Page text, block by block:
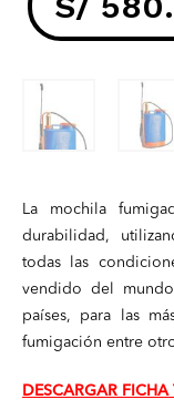
precio
es:
S/
La mochila
durabilidad,
todas las
vendido del
países, para las
fumigación entre
DESCARGAR FICHA